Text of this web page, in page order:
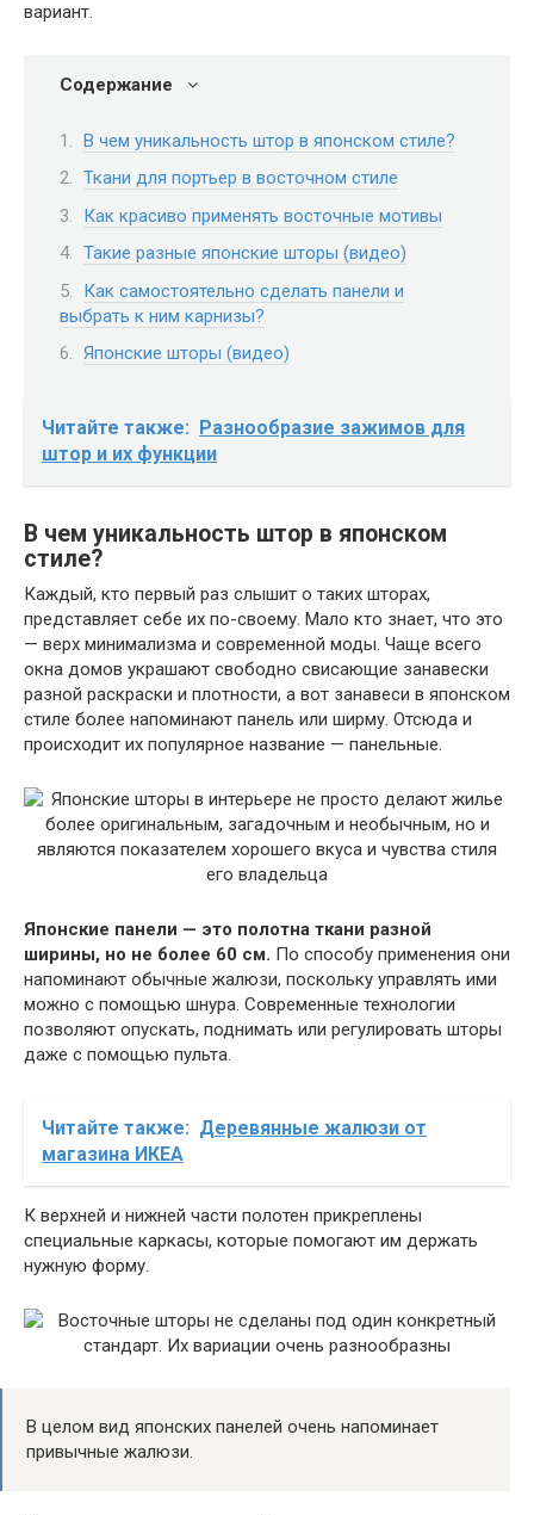
вариант.
Содержание
В чем уникальность штор в японском стиле?
Ткани для портьер в восточном стиле
Как красиво применять восточные мотивы
Такие разные японские шторы (видео)
Как самостоятельно сделать панели и
выбрать к ним карнизы?
Японские шторы (видео)
Читайте также: Разнообразие зажимов для
штор и их функции
В чем уникальность штор в японском
стиле?
Каждый, кто первый раз слышит о таких шторах,
представляет себе их по-своему. Мало кто знает, что это
— верх минимализма и современной моды. Чаще всего
окна домов украшают свободно свисающие занавески
разной раскраски и плотности, а вот занавеси в японском
стиле более напоминают панель или ширму. Отсюда и
происходит их популярное название — панельные.
Японские панели — это полотна ткани разной
ширины, но не более 60 см. По способу применения они
напоминают обычные жалюзи, поскольку управлять ими
можно с помощью шнура. Современные технологии
позволяют опускать, поднимать или регулировать шторы
даже с помощью пульта.
Читайте также: Деревянные жалюзи от
магазина ИКЕА
К верхней и нижней части полотен прикреплены
специальные каркасы, которые помогают им держать
нужную форму.
В целом вид японских панелей очень напоминает
привычные жалюзи.